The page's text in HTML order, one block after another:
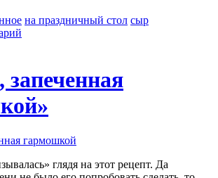
на праздничный стол сыр
глядя на этот рецепт. Да